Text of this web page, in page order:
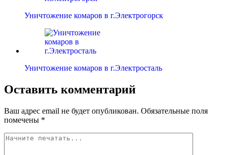
Уничтожение комаров в г.Электрогорск
Уничтожение комаров в г.Электросталь
Оставить комментарий
Ваш адрес email не будет опубликован. Обязательные поля
помечены *